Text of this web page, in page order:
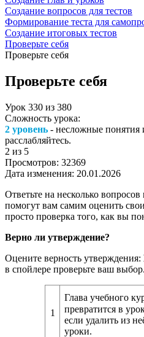
Создание вопросов для тестов
Формирование теста для
Создание итоговых тестов
Проверьте себя
Проверьте себя
Проверьте себя
Урок 330 из 380
Сложность урока:
2 уровень - несложные понятия
расслабляйтесь.
2 из 5
Просмотров: 32369
Дата изменения: 20.01.2026
Ответьте на несколько вопросов
помогут вам самим оценить
просто проверка того, как вы
Верно ли утверждение?
Оцените верность утверждения:
в спойлере проверьте ваш выбор.
1
Глава учебного
превратится в
если удалить из
уроки.